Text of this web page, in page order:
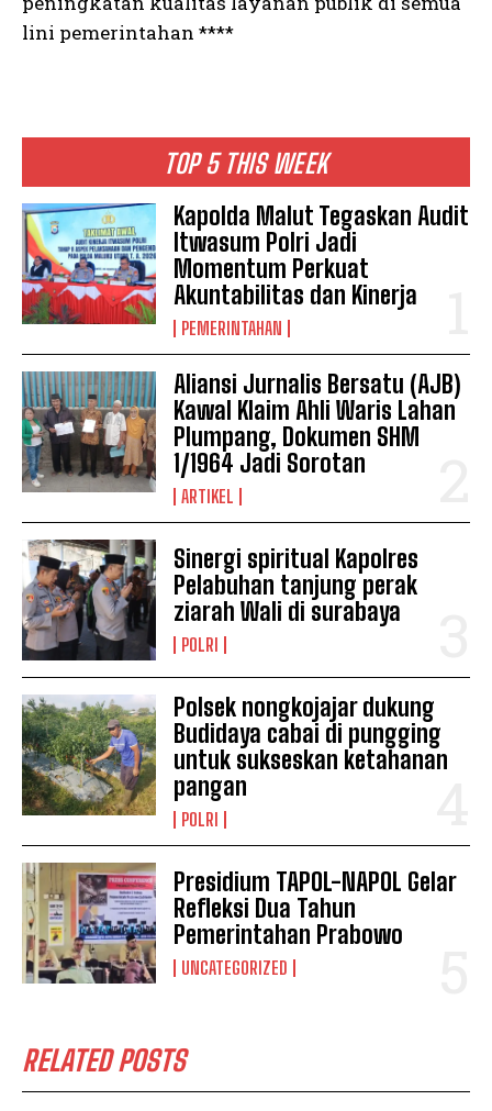
TOP 5 THIS WEEK
Kapolda Malut Tegaskan Audit
Itwasum Polri Jadi
Momentum Perkuat
Akuntabilitas dan Kinerja
PEMERINTAHAN
Aliansi Jurnalis Bersatu (AJB)
Kawal Klaim Ahli Waris Lahan
Plumpang, Dokumen SHM
1/1964 Jadi Sorotan
ARTIKEL
Sinergi spiritual Kapolres
Pelabuhan tanjung perak
ziarah Wali di surabaya
POLRI
Polsek nongkojajar dukung
Budidaya cabai di pungging
untuk sukseskan ketahanan
pangan
POLRI
Presidium TAPOL-NAPOL Gelar
Refleksi Dua Tahun
Pemerintahan Prabowo
UNCATEGORIZED
RELATED POSTS
lini pemerintahan ****